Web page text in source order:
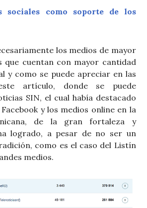
sociales como soporte de los
los medios de mayor
que cuentan con mayor cantidad
y como se puede apreciar en las
artículo, donde se puede
SIN, el cual había destacado
y los medios online en la
de la gran fortaleza y
logrado, a pesar de no ser un
como es el caso del Listín
medios.